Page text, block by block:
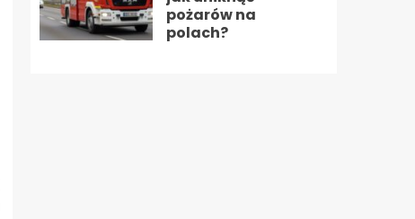
pożarów na
polach?